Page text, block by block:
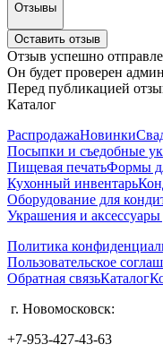
Отзывы
Оставить отзыв
Отзыв успешно
Он будет проверен
Перед публикацией
Каталог
РаспродажаНовинки
Посыпки и съедобные
Пищевая печатьФормы
Кухонный инвентарь
Оборудование для
Украшения и аксессуары
Политика
Пользовательское
Обратная связьКаталог
г. Новомосковск:
+7-953-427-43-63